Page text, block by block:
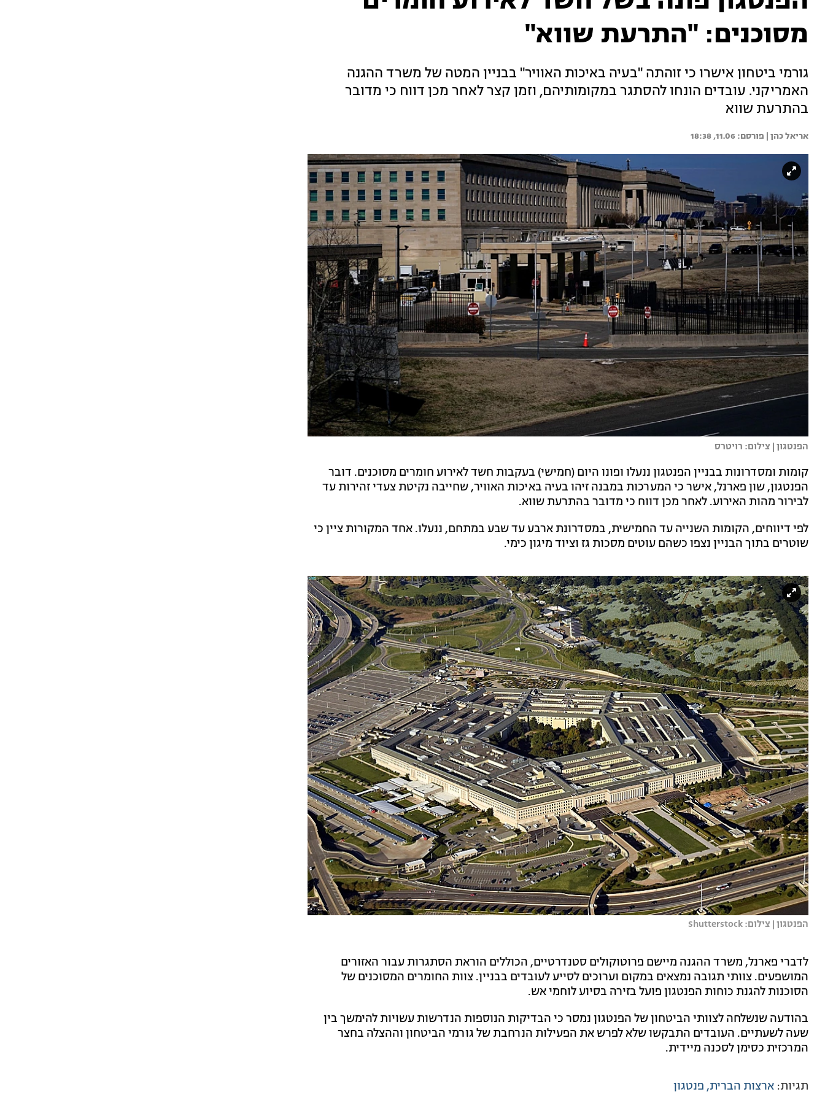
מסוכנים: "התרעת שווא"
גורמי ביטחון אישרו כי זוהתה "בעיה באיכות האוויר" בבניין המטה של משרד ההגנה
האמריקני. עובדים הונחו להסתגר במקומותיהם, וזמן קצר לאחר מכן דווח כי מדובר
בהתרעת שווא
אריאל כהן | 11.06, 18:38
הפנטגון | צילום: רויטרס
קומות ומסדרונות בבניין הפנטגון ננעלו ופונו היום (חמישי) בעקבות חשד לאירוע חומרים מסוכנים. דובר
הפנטגון, שון פארנל, אישר כי המערכות במבנה זיהו בעיה באיכות האוויר, שחייבה נקיטת צעדי זהירות עד
לבירור מהות האירוע. לאחר מכן דווח כי מדובר בהתרעת שווא.
לפי דיווחים, הקומות השנייה עד החמישית, במסדרונת ארבע עד שבע במתחם, ננעלו. אחד המקורות ציין כי
שוטרים בתוך הבניין נצפו כשהם עוטים מסכות גז וציוד מיגון כימי.
הפנטגון | צילום: Shutterstock
לדברי פארנל, משרד ההגנה מיישם פרוטוקולים סטנדרטיים, הכוללים הוראת הסתגרות עבור האזורים
המושפעים. צוותי תגובה נמצאים במקום וערוכים לסייע לעובדים בבניין. צוות החומרים המסוכנים של
הסוכנות להגנת כוחות הפנטגון פועל בזירה בסיוע לוחמי אש.
בהודעה שנשלחה לצוותי הביטחון של הפנטגון נמסר כי הבדיקות הנוספות הנדרשות עשויות להימשך בין
שעה לשעתיים. העובדים התבקשו שלא לפרש את הפעילות הנרחבת של גורמי הביטחון וההצלה בחצר
המרכזית כסימן לסכנה מיידית.
תגיות: ארצות הברית פנטגון